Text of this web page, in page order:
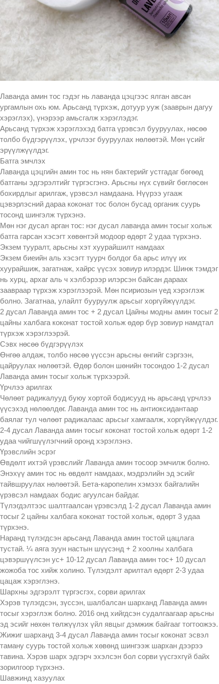
Лаванда амин тос гэдэг нь лаванда цэцгээс ялган авсан
ургамлын охь юм. Арьсанд түрхэж, дотуур ууж (зааврын дагуу
хэрэглэх), үнэрээр амьсгалж хэрэглэдэг.
Арьсанд түрхэж хэрэглэхэд батга үрэвсэл бууруулах, нөсөө
толбо бүдгэрүүлэх, үрчлээг бууруулах нөлөөтэй. Мөн үсийг
эрүүлжүүлдэг.
Батга эмчлэх
Лаванда цэцгийн амин тос нь нян бактерийг устгадаг бөгөөд
батганы эдгэрэлтийг түргэсгэнэ. Арьсны нүх сүвийг бөглөсөн
бохирдлыг арилгаж, үрэвсэл намдаана. Нүүрээ угааж
цэвэрлэсний дараа коконат тос болон бусад органик суурь
тосонд шингэлж түрхэнэ.
Мөн нэг дусал арган тос: нэг дусал лаванда амин тосыг хольж
батга гарсан хэсэгт хөвөнтэй модоор өдөрт 2 удаа түрхэнэ.
Экзем тууралт, арьсны хэт хуурайшилт намдаах
Экзем биеийн аль хэсэгт туурч болдог ба арьс илүү их
хуурайшиж, загатнаж, хайрс үүсэх зовиур илэрдэг. Шинж тэмдэг
нь хурц, архаг аль ч хэлбэрээр илэрсэн байсан дараах
заавраар түрхэж хэрэглээрэй. Мөн псириозын үед хэрэглэж
болно. Загатнаа, улайлт бууруулж арьсыг хоргүйжүүлдэг.
2 дусал Лаванда амин тос + 2 дусал Цайны модны амин тосыг 2
цайны халбага коконат тостой хольж өдөр бүр зовиур намдтал
түрхэж хэрэглээрэй.
Сэвх нөсөө бүдгэрүүлэх
Өнгөө алдаж, толбо нөсөө үүссэн арьсны өнгийг сэргээн,
цайруулах нөлөөтэй. Өдөр болон шөнийн тосондоо 1-2 дусал
Лаванда амин тосыг хольж түрхээрэй.
Үрчлээ арилгах
Чөлөөт радикалууд буюу хортой бодисууд нь арьсанд үрчлээ
үүсэхэд нөлөөлдөг. Лаванда амин тос нь антиоксидантаар
баялаг тул чөлөөт радикалаас арьсыг хамгаалж, хоргүйжүүлдэг.
2-4 дусал Лаванда амин тосыг коконат тостой хольж өдөрт 1-2
удаа чийгшүүлэгчний оронд хэрэглэнэ.
Үрэвслийн эсрэг
Өвдөлт ихтэй үрэвслийг Лаванда амин тосоор эмчилж болно.
Энэхүү амин тос нь өвдөлт намдаах, мэдрэлийн эд эсийг
тайвшруулах нөлөөтэй. Бета-каропелин хэмээх байгалийн
үрэвсэл намдаах бодис агуулсан байдаг.
Түлэгдэлтээс шалтгаалсан үрэвсэлд 1-2 дусал Лаванда амин
тосыг 2 цайны халбага коконат тостой хольж, өдөрт 3 удаа
түрхэнэ.
Наранд түлэгдсэн арьсанд Лаванда амин тостой цацлага
тустай. ¼ аяга зуун настын шүүсэнд + 2 хоолны халбага
цэвэршүүлсэн ус+ 10-12 дусал Лаванда амин тос+ 10 дусал
жожоба тос хийж холино. Түлэгдэлт арилтал өдөрт 2-3 удаа
цацаж хэрэглэнэ.
Шархны эдгэрэлт түргэсгэх, сорви арилгах
Хэрэв түлэгдсэн, зүссэн, шалбалсан шарханд Лаванда амин
тосыг хэрэглэж болно. 2016 онд хийгдсэн судалгаагаар арьсны
эд эсийг нөхөн төлжүүлэх үйл явцыг дэмжиж байгааг тогтоожээ.
Жижиг шарханд 3-4 дусал Лаванда амин тосыг коконат эсвэл
таману суурь тостой хольж хөвөнд шингээж шархан дээрээ
тавина. Хэрэв шарх эдгэрч эхэлсэн бол сорви үүсгэхгүй байх
зорилгоор түрхэнэ.
Шавжинд хазуулах